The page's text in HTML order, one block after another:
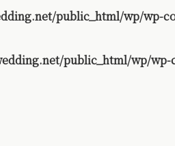
public_html/wp/wp-
public_html/wp/